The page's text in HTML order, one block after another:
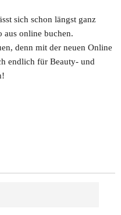
sich schon längst ganz
aus online buchen.
denn mit der neuen Online
endlich für Beauty- und